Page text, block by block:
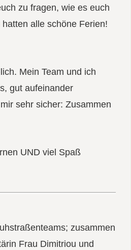
zu fragen, wie es euch
alle schöne Ferien!
Mein Team und ich
gut aufeinander
sehr sicher: Zusammen
UND viel Spaß
zusammen
Frau Dimitriou und